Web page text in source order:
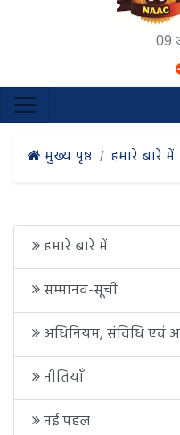
09
मुख्य पृष्ठ हमारे बारे में
हमारे बारे में
सम्मानव-सूची
अधिनियम, संविधि एवं
नीतियाँ
नई पहल